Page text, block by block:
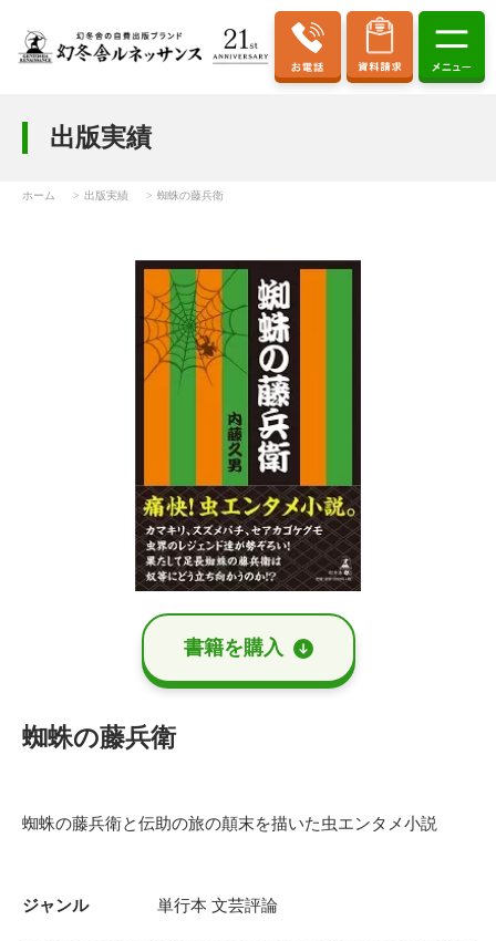
出版実績
ホーム 出版実績 蜘蛛の藤兵衛
書籍を購⼊
蜘蛛の藤兵衛
蜘蛛の藤兵衛と伝助の旅の顛末を描いた虫エンタメ小説
ジャンル 単行本 文芸評論